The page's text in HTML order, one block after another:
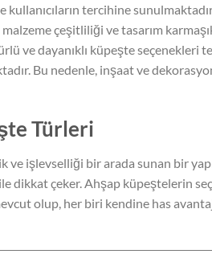
tercihine
çeşitliliği ve tasarım
ve dayanıklı küpeşte seçenekleri
Bu nedenle, inşaat ve
Türleri
ve işlevselliği bir arada sunan bir
dikkat çeker. Ahşap küpeştelerin
olup, her biri kendine has